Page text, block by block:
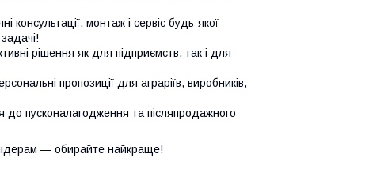
консультації, монтаж і сервіс будь-якої
рішення як для підприємств, так і для
пропозиції для аграріїв, виробників,
пусконалагодження та післяпродажного
— обирайте найкраще!